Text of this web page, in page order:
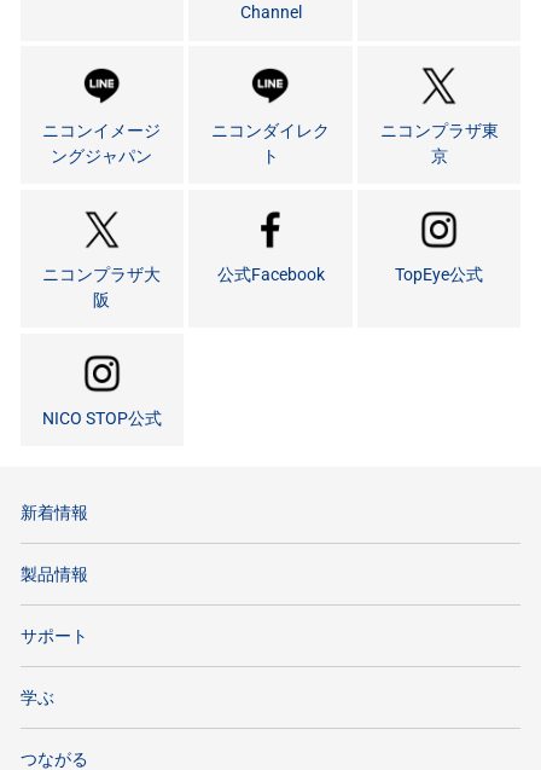
Channel
ニコンイメージ
ングジャパン
ニコンダイレク
ト
ニコンプラザ東
京
ニコンプラザ大
阪
公式Facebook TopEye公式
NICO STOP公式
新着情報
製品情報
サポート
学ぶ
つながる